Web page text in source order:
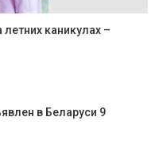
летних каникулах –
в Беларуси 9